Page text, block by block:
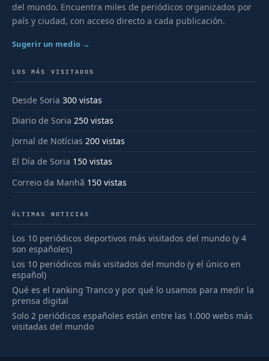
del mundo. Encuentra miles de periódicos organizados por
país y ciudad, con acceso directo a cada publicación.
Sugerir un medio →
LOS MÁS VISITADOS
Desde Soria 300 vistas
Diario de Soria 250 vistas
Jornal de Notícias 200 vistas
El Día de Soria 150 vistas
Correio da Manhã 150 vistas
ÚLTIMAS NOTICIAS
Los 10 periódicos deportivos más visitados del mundo (y 4
son españoles)
Los 10 periódicos más visitados del mundo (y el único en
español)
Qué es el ranking Tranco y por qué lo usamos para medir la
prensa digital
Solo 2 periódicos españoles están entre las 1.000 webs más
visitadas del mundo